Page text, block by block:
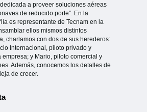
a proveer soluciones aéreas
de reducido porte”. En la
es representante de Tecnam en la
ellos mismos distintos
charlamos con dos de sus herederos:
Internacional, piloto privado y
y Mario, piloto comercial y
Además, conocemos los detalles de
de crecer.